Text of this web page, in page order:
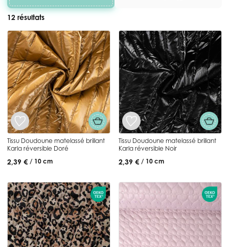
12 résultats
Tissu Doudoune matelassé brillant
Karla réversible Doré
2,39 € / 10 cm
Tissu Doudoune matelassé brillant
Karla réversible Noir
2,39 € / 10 cm